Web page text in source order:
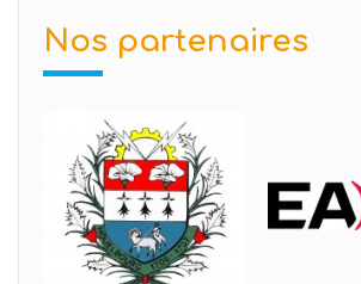
Nos partenaires